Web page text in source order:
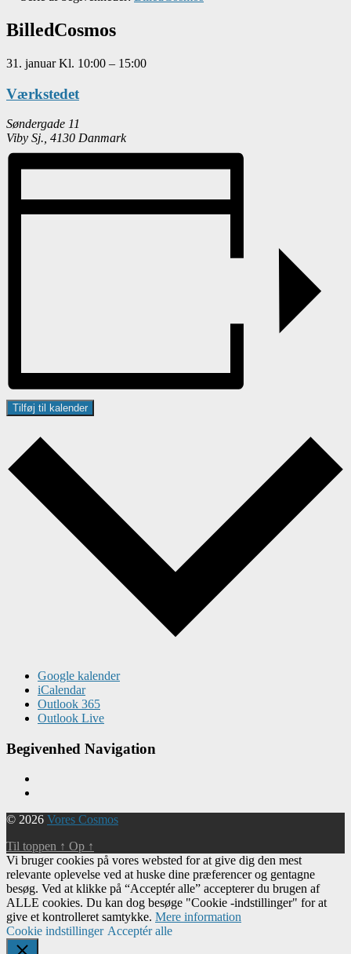
BilledCosmos
31. januarKl. 10:00 – 15:00
Værkstedet
Søndergade 11
Viby Sj. 4130 Danmark
Tilføj til kalender
Google kalender
iCalendar
Outlook 365
Outlook Live
Begivenhed Navigation
© 2026 Vores Cosmos
Til toppen ↑ Op ↑
Vi bruger cookies på vores websted for at give dig den mest
relevante oplevelse ved at huske dine præferencer og gentagne
besøg. Ved at klikke på “Acceptér alle” accepterer du brugen af ​​
ALLE cookies. Du kan dog besøge "Cookie -indstillinger" for at
give et kontrolleret samtykke. Mere information
Cookie indstillinger Acceptér alle